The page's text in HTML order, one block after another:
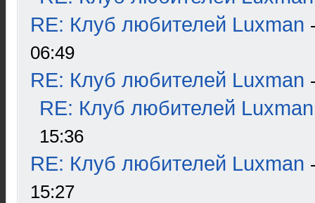
RE: Клуб любителей Luxman
06:49
RE: Клуб любителей Luxman
RE: Клуб любителей Luxman
15:36
RE: Клуб любителей Luxman
15:27